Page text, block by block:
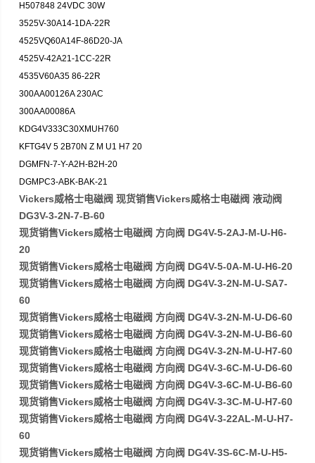
H507848 24VDC 30W
3525V-30A14-1DA-22R
4525VQ60A14F-86D20-JA
4525V-42A21-1CC-22R
4535V60A35 86-22R
300AA00126A 230AC
300AA00086A
KDG4V333C30XMUH760
KFTG4V 5 2B70N Z M U1 H7 20
DGMFN-7-Y-A2H-B2H-20
DGMPC3-ABK-BAK-21
Vickers威格士电磁阀 现货销售Vickers威格士电磁阀 液动阀
DG3V-3-2N-7-B-60
现货销售Vickers威格士电磁阀 方向阀 DG4V-5-2AJ-M-U-H6-
20
现货销售Vickers威格士电磁阀 方向阀 DG4V-5-0A-M-U-H6-20
现货销售Vickers威格士电磁阀 方向阀 DG4V-3-2N-M-U-SA7-
60
现货销售Vickers威格士电磁阀 方向阀 DG4V-3-2N-M-U-D6-60
现货销售Vickers威格士电磁阀 方向阀 DG4V-3-2N-M-U-B6-60
现货销售Vickers威格士电磁阀 方向阀 DG4V-3-2N-M-U-H7-60
现货销售Vickers威格士电磁阀 方向阀 DG4V-3-6C-M-U-D6-60
现货销售Vickers威格士电磁阀 方向阀 DG4V-3-6C-M-U-B6-60
现货销售Vickers威格士电磁阀 方向阀 DG4V-3-3C-M-U-H7-60
现货销售Vickers威格士电磁阀 方向阀 DG4V-3-22AL-M-U-H7-
60
现货销售Vickers威格士电磁阀 方向阀 DG4V-3S-6C-M-U-H5-